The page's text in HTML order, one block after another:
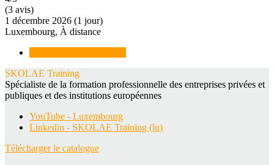
(3 avis)
1 décembre 2026 (1 jour)
Luxembourg, À distance
SKOLAE Training
Spécialiste de la formation professionnelle des entreprises privées et
publiques et des institutions européennes
YouTube - Luxembourg
Linkedin - SKOLAE Training (lu)
Télécharger le catalogue